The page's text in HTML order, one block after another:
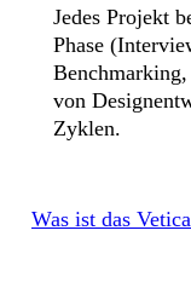
Jedes Projekt
Phase
von
Zyklen.
Was ist das